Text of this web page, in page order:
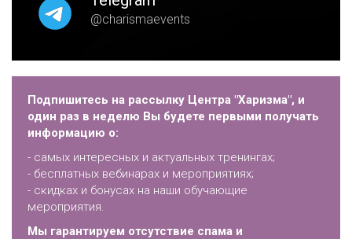
@charismaevents
Подпишитесь на рассылку Центра "Харизма", и
один раз в неделю Вы будете первыми получать
информацию о:
- самых интересных и актуальных тренингах;
- бесплатных вебинарах и мероприятиях;
- скидках и бонусах на наши обучающие
мероприятия.
Мы гарантируем отсутствие спама и